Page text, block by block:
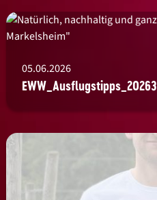
05.06.2026
EWW_Ausflugstipps_20263